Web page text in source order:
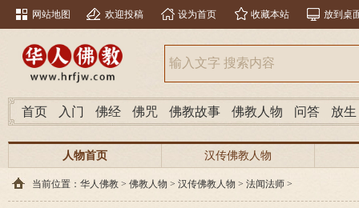
网站地图 欢迎投稿 设为首页 收藏本站 放到桌
首页 入门 佛经 佛咒 佛教故事 佛教人物 问答 放生
人物首页 汉传佛教人物
当前位置： 华人佛教 > 佛教人物 > 汉传佛教人物 > 法闻法师 >